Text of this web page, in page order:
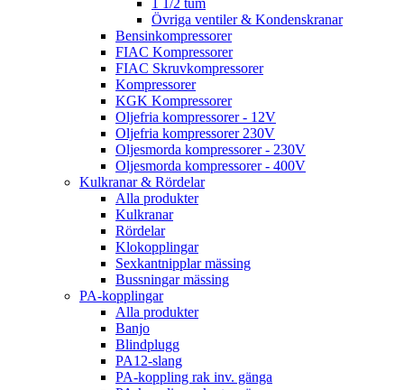
1 1/2 tum
Övriga ventiler & Kondenskranar
Bensinkompressorer
FIAC Kompressorer
FIAC Skruvkompressorer
Kompressorer
KGK Kompressorer
Oljefria kompressorer - 12V
Oljefria kompressorer 230V
Oljesmorda kompressorer - 230V
Oljesmorda kompressorer - 400V
Kulkranar & Rördelar
Alla produkter
Kulkranar
Rördelar
Klokopplingar
Sexkantnipplar mässing
Bussningar mässing
PA-kopplingar
Alla produkter
Banjo
Blindplugg
PA12-slang
PA-koppling rak inv. gänga